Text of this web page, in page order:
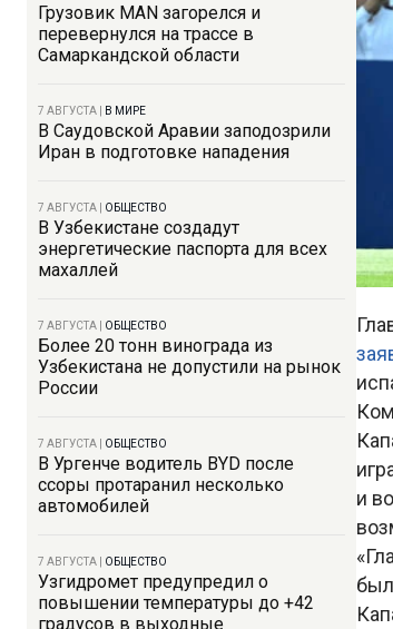
Грузовик MAN загорелся и
перевернулся на трассе в
Самаркандской области
7 АВГУСТА В МИРЕ
В Саудовской Аравии заподозрили
Иран в подготовке нападения
7 АВГУСТА ОБЩЕСТВО
В Узбекистане создадут
энергетические паспорта для всех
махаллей
7 АВГУСТА ОБЩЕСТВО
Более 20 тонн винограда из
Узбекистана не допустили на рынок
России
7 АВГУСТА ОБЩЕСТВО
В Ургенче водитель BYD после
ссоры протаранил несколько
автомобилей
7 АВГУСТА ОБЩЕСТВО
Узгидромет предупредил о
повышении температуры до +42
градусов в выходные
и